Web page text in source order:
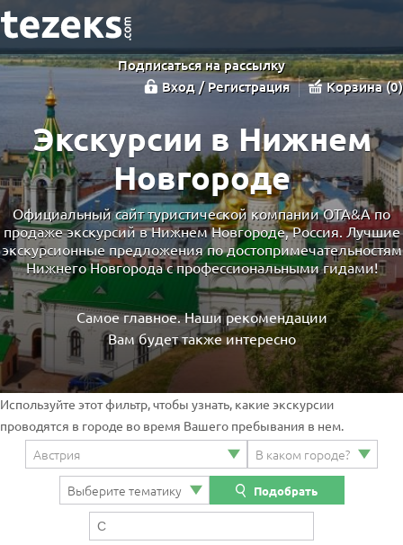
Подписаться на рассылку
Вход / Регистрация
Корзина 0
Экскурсии в Нижнем
Новгороде
Официальный сайт туристической компании OTA&A по
продаже экскурсий в Нижнем Новгороде, Россия. Лучшие
экскурсионные предложения по достопримечательностям
Нижнего Новгорода с профессиональными гидами!
Самое главное. Наши рекомендации
Вам будет также интересно
Используйте этот фильтр, чтобы узнать, какие экскурсии
проводятся в городе во время Вашего пребывания в нем.
Подобрать